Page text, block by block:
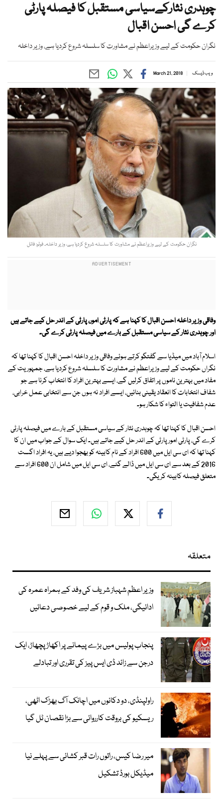
چوہدری نثارکےسیاسی مستقبل کا فیصلہ پارٹی
کرے گی احسن اقبال
نگران حکومت کے لیے وزیراعظم نے مشاورت کا سلسلہ شروع کردیا ہے، وزیر داخلہ
ویب ڈیسک March 21, 2018
نگران حکومت کے لیے وزیراعظم نے مشاورت کا سلسلہ شروع کردیا ہے، وزیر داخلہ۔ فوٹو: فائل
وفاقی وزیر داخلہ احسن اقبال کا کہنا ہے کہ پارٹی امور، پارٹی کے اندر حل کیے جاتے ہیں
اور چوہدری نثار کے سیاسی مستقبل کے بارے میں فیصلہ پارٹی کرے گی۔
اسلام آباد میں میڈیا سے گفتگو کرتے ہوئے وفاقی وزیر داخلہ احسن اقبال کا کہنا تھا کہ
نگراں حکومت کے لیے وزیراعظم نے مشاورت کا سلسلہ شروع کردیا ہے، جمہوریت کے
مفاد میں بہترین ناموں پر اتفاق کرلیں گے، ایسے بہترین افراد کا انتخاب کرنا ہے جو
شفاف انتخابات کا انعقاد یقینی بنائیں، ایسے افراد نہ ہوں جن سے انتخابی عمل خرابی،
عدم شفافیت یا التواء کا شکار ہو۔
احسن اقبال کا کہنا تھا کہ چوہدری نثار کے سیاسی مستقبل کے بارے میں فیصلہ پارٹی
کرے گی، پارٹی امور پارٹی کے اندر حل کیے جاتے ہیں۔ ایک سوال کے جواب میں ان کا
کہنا تھا کہ ای سی ایل میں 600 افراد کے نام کابینہ کو بھجوا دیے ہیں، یہ افراد اگست
2016 کے بعد سے ای سی ایل میں ڈالے گئے، ای سی ایل میں شامل ان 600 افراد سے
متعلق فیصلہ کابینہ کریگی۔
متعلقہ
وزیر اعظم شہباز شریف کی وفد کے ہمراہ عمرہ کی
ادائیگی، ملک و قوم کے لیے خصوصی دعائیں
پنجاب پولیس میں بڑے پیمانے پر اکھاڑ پچھاڑ، ایک
درجن سے زائد ڈی ایس پیز کی تقرری اور تبادلے
راولپنڈی، دو دکانوں میں اچانک آگ بھڑک اٹھی،
ریسکیو کی بروقت کارروائی سے بڑا نقصان ٹل گیا
میر رضا کیس، راتوں رات قبر کشائی سے پہلے نیا
میڈیکل بورڈ تشکیل